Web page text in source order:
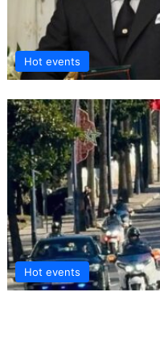
Hot events
Hot events